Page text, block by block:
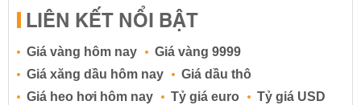
LIÊN KẾT NỔI BẬT
Giá vàng hôm nay
Giá vàng 9999
Giá xăng dầu hôm nay
Giá dầu thô
Giá heo hơi hôm nay
Tỷ giá euro
Tỷ giá USD